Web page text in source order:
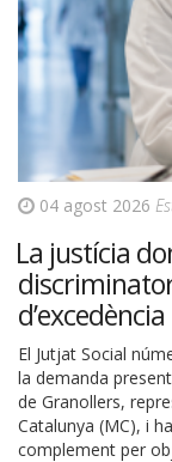
04 agost 2026
La justícia
El Jutjat Social
la demanda
de Granollers,
Catalunya (MC), i
complement per